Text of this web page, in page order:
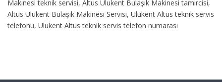
Makinesi teknik servisi, Altus Ulukent Bulaşık Makinesi tamircisi,
Altus Ulukent Bulaşık Makinesi Servisi, Ulukent Altus teknik servis
telefonu, Ulukent Altus teknik servis telefon numarası